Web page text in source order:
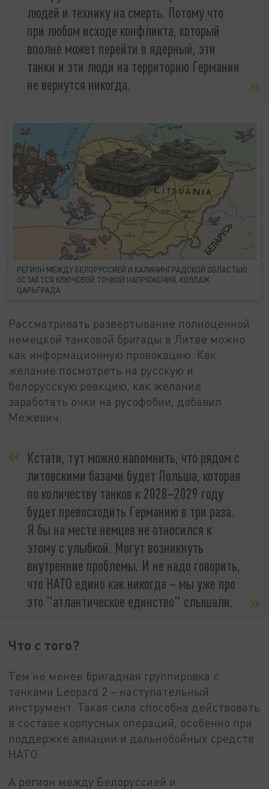
людей и технику на смерть. Потому что
при любом исходе конфликта, который
вполне может перейти в ядерный, эти
танки и эти люди на территорию Германии
не вернутся никогда.
РЕГИОН МЕЖДУ БЕЛОРУССИЕЙ И КАЛИНИНГРАДСКОЙ ОБЛАСТЬЮ
ОСТАЁТСЯ КЛЮЧЕВОЙ ТОЧКОЙ НАПРЯЖЕНИЯ. КОЛЛАЖ
ЦАРЬГРАДА
Рассматривать развертывание полноценной
немецкой танковой бригады в Литве можно
как информационную провокацию. Как
желание посмотреть на русскую и
белорусскую реакцию, как желание
заработать очки на русофобии, добавил
Межевич:
Кстати, тут можно напомнить, что рядом с
литовскими базами будет Польша, которая
по количеству танков к 2028–2029 году
будет превосходить Германию в три раза.
Я бы на месте немцев не относился к
этому с улыбкой. Могут возникнуть
внутренние проблемы. И не надо говорить,
что НАТО едино как никогда – мы уже про
это "атлантическое единство" слышали.
Что с того?
Тем не менее бригадная группировка с
танками Leopard 2 – наступательный
инструмент. Такая сила способна действовать
в составе корпусных операций, особенно при
поддержке авиации и дальнобойных средств
НАТО.
А регион между Белоруссией и